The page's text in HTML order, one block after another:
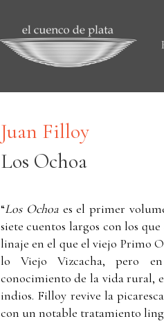
Juan Filloy
Los Ochoa
“Los Ochoaes el primer
siete cuentos largos con los
linaje en el que el viejo Primo
lo Viejo Vizcacha, pero
conocimiento de la vida rural,
indios. Filloy revive la
con un notable tratamiento